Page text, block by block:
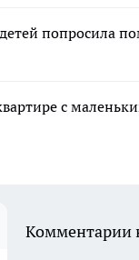
попросила
с
Комментарии